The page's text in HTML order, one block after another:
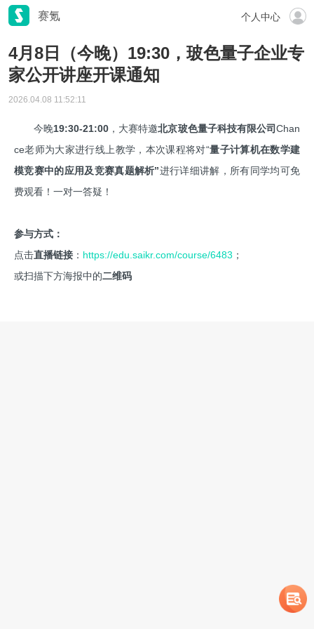
赛氪 个人中心
4月8日（今晚）19:30，玻色量子企业专
家公开讲座开课通知
2026.04.08 11:52:11
今晚19:30-21:00 ，大赛特邀北京玻色量子科技有限公司Chan
ce老师为大家进行线上教学，本次课程将对“量子计算机在数学建
模竞赛中的应用及竞赛真题解析”进行详细讲解，所有同学均可免
费观看！一对一答疑！
参与方式：
点击直播链接 ： https://edu.saikr.com/course/6483 ；
或扫描下方海报中的二维码